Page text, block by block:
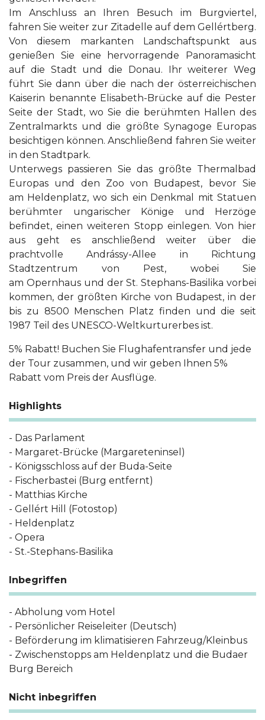
Im Anschluss an Ihren Besuch im Burgviertel,
fahren Sie weiter zur Zitadelle auf dem Gellértberg.
Von diesem markanten Landschaftspunkt aus
genießen Sie eine hervorragende Panoramasicht
auf die Stadt und die Donau. Ihr weiterer Weg
führt Sie dann über die nach der österreichischen
Kaiserin benannte Elisabeth-Brücke auf die Pester
Seite der Stadt, wo Sie die berühmten Hallen des
Zentralmarkts und die größte Synagoge Europas
besichtigen können. Anschließend fahren Sie weiter
in den Stadtpark.
Unterwegs passieren Sie das größte Thermalbad
Europas und den Zoo von Budapest, bevor Sie
am Heldenplatz, wo sich ein Denkmal mit Statuen
berühmter ungarischer Könige und Herzöge
befindet, einen weiteren Stopp einlegen. Von hier
aus geht es anschließend weiter über die
prachtvolle Andrássy-Allee in Richtung
Stadtzentrum von Pest, wobei Sie
am Opernhaus und der St. Stephans-Basilika vorbei
kommen, der größten Kirche von Budapest, in der
bis zu 8500 Menschen Platz finden und die seit
1987 Teil des UNESCO-Weltkurturerbes ist.
5% Rabatt! Buchen Sie Flughafentransfer und jede
der Tour zusammen, und wir geben Ihnen 5%
Rabatt vom Preis der Ausflüge.
Highlights
- Das Parlament
- Margaret-Brücke (Margareteninsel)
- Königsschloss auf der Buda-Seite
- Fischerbastei (Burg entfernt)
- Matthias Kirche
- Gellért Hill (Fotostop)
- Heldenplatz
- Opera
- St.-Stephans-Basilika
Inbegriffen
- Abholung vom Hotel
- Persönlicher Reiseleiter (Deutsch)
- Beförderung im klimatisieren Fahrzeug/Kleinbus
- Zwischenstopps am Heldenplatz und die Budaer
Burg Bereich
Nicht inbegriffen